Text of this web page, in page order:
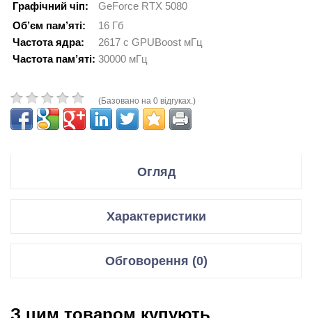
Графічний чіп:
GeForce RTX 5080
Об’єм пам’яті:
16 Гб
Частота ядра:
2617 с GPUBoost мГц
Частота пам’яті: 30000 мГц
(Базовано на 0 відгуках.)
Огляд
Код производителя GV-N5080GAMING-16GD
Характеристики
Обговорення (0)
З цим товаром купують